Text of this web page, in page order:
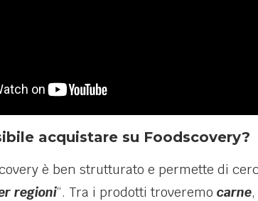
acquistare su Foodscovery?
è ben strutturato e permette di
regioni“. Tra i prodotti troveremo carne,